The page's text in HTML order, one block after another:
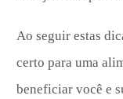
Ao seguir estas
certo para uma
beneficiar você e